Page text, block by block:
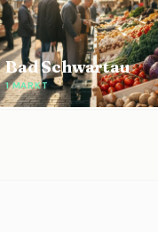
Bad Schwartau
1 MARKT